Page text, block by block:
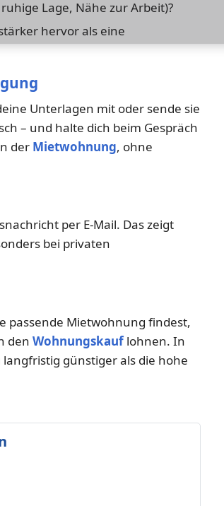
Lage, Nähe zur Arbeit)?
hervor als eine
Unterlagen mit oder sende sie
– und halte dich beim Gespräch
der Mietwohnung, ohne
per E-Mail. Das zeigt
bei privaten
passende Mietwohnung findest,
den Wohnungskauflohnen. In
günstiger als die hohe